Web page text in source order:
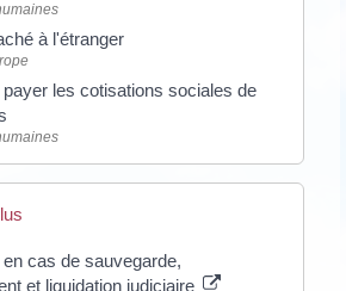
à l'étranger
les cotisations sociales de
en cas de sauvegarde,
et liquidation judiciaire